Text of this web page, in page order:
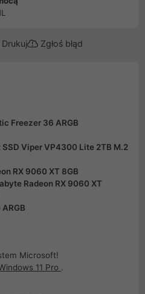
Zgłoś błąd
Freezer 36 ARGB
SSD Viper VP4300 Lite 2TB M.2
RX 9060 XT 8GB
Radeon RX 9060 XT
Microsoft!
11 Pro .